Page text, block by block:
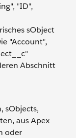
"ID",
sObject
"Account",
Abschnitt
sObjects,
aus Apex-
oder